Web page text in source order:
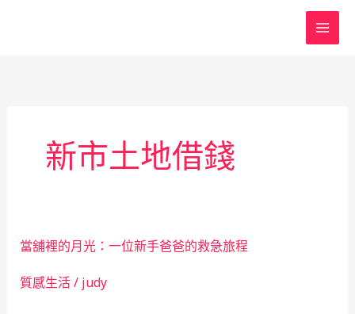
新市土地借錢
當舖裡的月光：一位新手爸爸的救急旅程
質感生活/ judy